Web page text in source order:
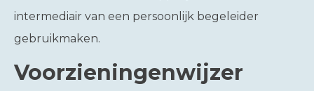
intermediair van een persoonlijk begeleider
gebruikmaken.
Voorzieningenwijzer